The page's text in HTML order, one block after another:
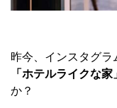
昨今、インスタグラ
「ホテルライクな家
か？